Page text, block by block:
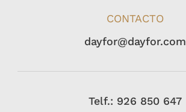
CONTACTO
dayfor@dayfor.com
Telf.: 926 850 647